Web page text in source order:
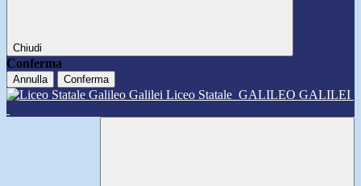
Chiudi
Conferma
Annulla Conferma
Liceo Statale GALILEO GALILEI